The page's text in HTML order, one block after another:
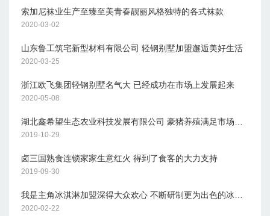
索加尼袜业生产至臻至美青春靓丽风格独特的各式袜款
2020-03-02
山东鲁工筑宅新型材料有限公司 轻钢别墅加盟邂逅美好生活
2020-03-25
浙江欧飞集团轻钢别墅名气大 已经成功在市场上发展起来
2020-05-08
湖北鑫希望生态农业科技发展有限公司 豪猪养殖满足市场需求
2019-10-29
卤三国熟食连锁家家生意红火 得到了食客的大力支持
2019-09-30
我是主角冰淇淋加盟深得大众欢心 不断研制更为出色的冰淇淋
2020-02-22